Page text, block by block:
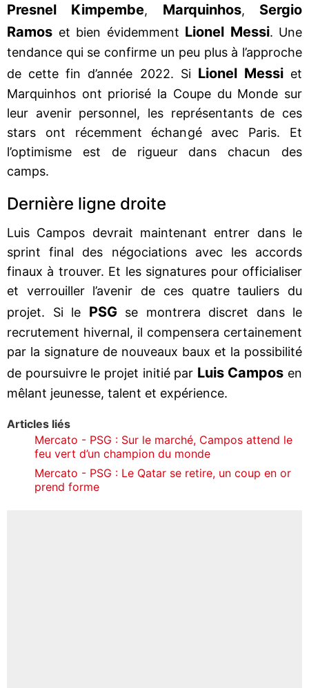
Presnel Kimpembe, Marquinhos, Sergio
Ramos et bien évidemment Lionel Messi. Une
tendance qui se confirme un peu plus à l’approche
de cette fin d’année 2022. Si Lionel Messiet
Marquinhos ont priorisé la Coupe du Monde sur
leur avenir personnel, les représentants de ces
stars ont récemment échangé avec Paris. Et
l’optimisme est de rigueur dans chacun des
camps.
Dernière ligne droite
Luis Campos devrait maintenant entrer dans le
sprint final des négociations avec les accords
finaux à trouver. Et les signatures pour officialiser
et verrouiller l’avenir de ces quatre tauliers du
projet. Si le PSGse montrera discret dans le
recrutement hivernal, il compensera certainement
par la signature de nouveaux baux et la possibilité
de poursuivre le projet initié par Luis Campos en
mêlant jeunesse, talent et expérience.
Articles liés
Mercato - PSG : Sur le marché, Campos attend le
feu vert d’un champion du monde
Mercato - PSG : Le Qatar se retire, un coup en or
prend forme